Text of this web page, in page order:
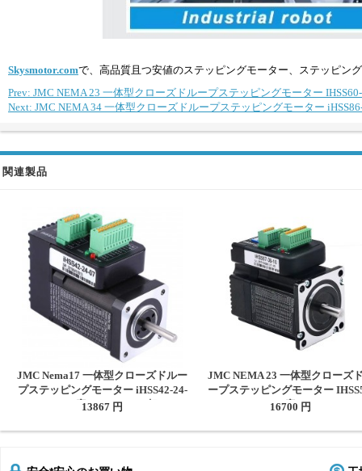
Skysmotor.comで、高品質且つ安値のステッピングモーター、ステッピン
Prev: JMC NEMA 23 一体型クローズドループステッピングモーター
Next: JMC NEMA 34 一体型クローズドループステッピングモーター
関連製品
JMC Nema17 一体型クローズドルー
プステッピングモーター iHSS42-24-
07 1.8度 0.7Nm 24V 2相
13867 円
JMC NEMA 23 一体型クローズ
ープステッピングモーター
36-10/20/SC 1.8度 1Nm/2Nm/
16700 円